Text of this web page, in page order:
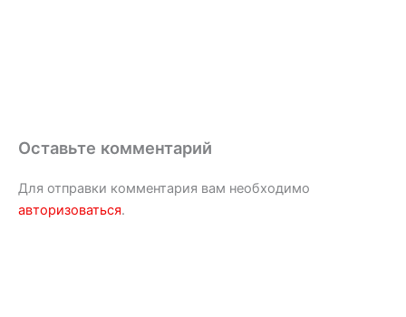
Оставьте комментарий
Для отправки комментария вам необходимо
авторизоваться.